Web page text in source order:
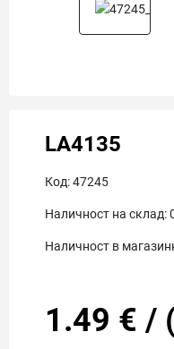
LA4135
Код:47245
Наличност на склад:
Наличност в
1.49 € /